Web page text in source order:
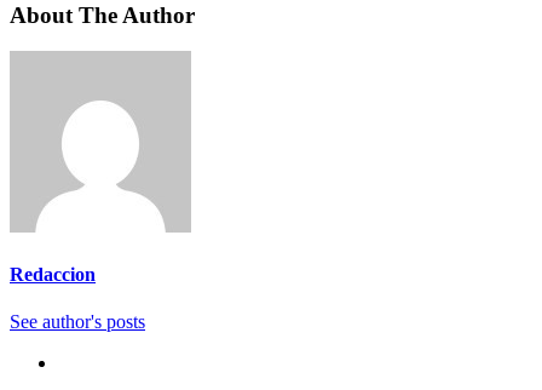
About The Author
Redaccion
See author's posts